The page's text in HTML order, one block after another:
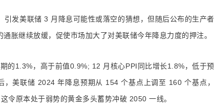
发美联储 3 月降息可能性或落空的猜想，但随后公布的生产者
胀继续放缓，促使市场加大了对美联储今年降息力度的押注。
1.3%，高于前值0.9%; 12 月核心PPI同比增长1.8%，低于预
美联储 2024 年降息预期从 154 个基点上调至 160 个基点，
令原本处于弱势的黄金多头蓄势冲破 2050 一线。